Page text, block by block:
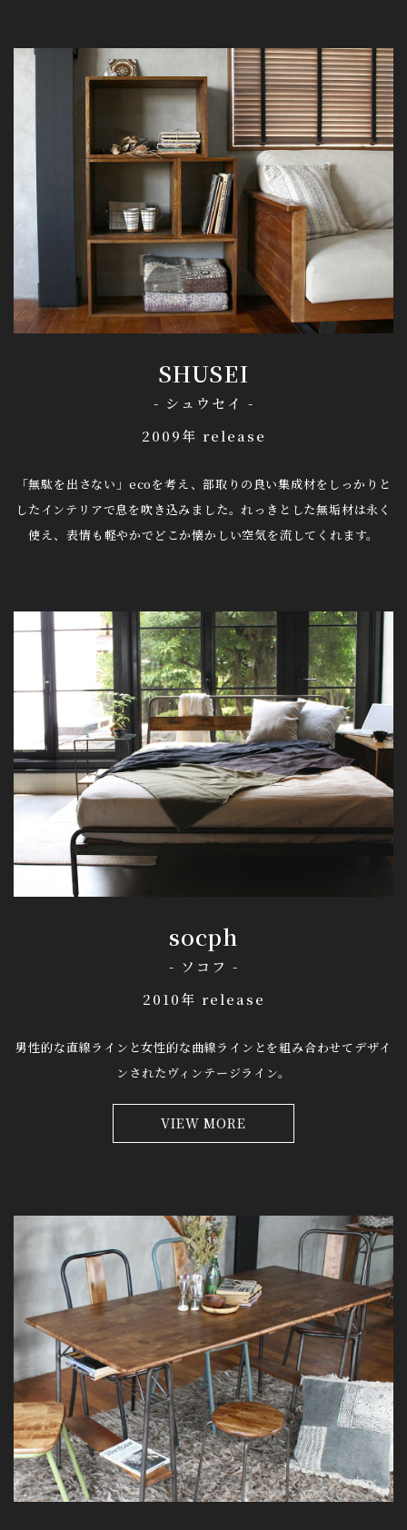
SHUSEI
- シュウセイ -
2009年 release
「無駄を出さない」ecoを考え、部取りの良い集成材を しっかりと
したインテリアで息を吹き込みました。れっきとした無垢材は永く
使え、表情も軽やかでどこか懐かしい空気を流してくれます。
socph
- ソコフ -
2010年 release
男性的な直線ラインと女性的な曲線ラインとを組み合わせてデザイ
ンされたヴィンテージライン。
VIEW MORE